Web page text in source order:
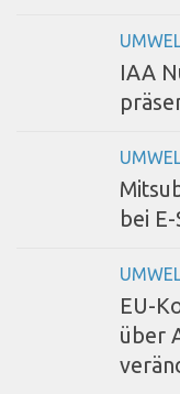
IAA
bei
EU-
über